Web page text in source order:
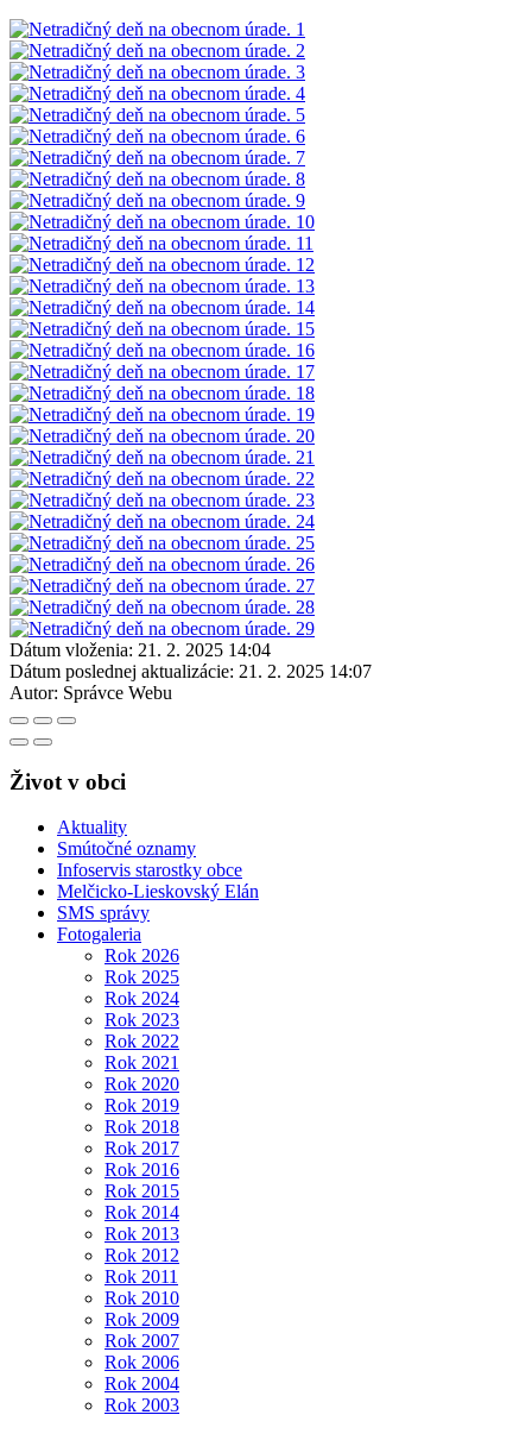
Dátum vloženia: 21. 2. 2025 14:04
Dátum poslednej aktualizácie: 21. 2. 2025 14:07
Autor: Správce Webu
Život v obci
Aktuality
Smútočné oznamy
Infoservis starostky obce
Melčicko-Lieskovský Elán
SMS správy
Fotogaleria
Rok 2026
Rok 2025
Rok 2024
Rok 2023
Rok 2022
Rok 2021
Rok 2020
Rok 2019
Rok 2018
Rok 2017
Rok 2016
Rok 2015
Rok 2014
Rok 2013
Rok 2012
Rok 2011
Rok 2010
Rok 2009
Rok 2007
Rok 2006
Rok 2004
Rok 2003